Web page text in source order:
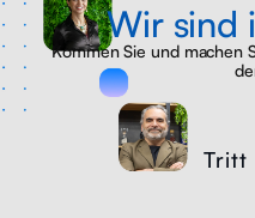
Wir sind
Kommen Sie und machen
Tritt